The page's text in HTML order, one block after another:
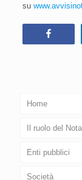
su
Home
Il ruolo del
Enti pubblici
Società